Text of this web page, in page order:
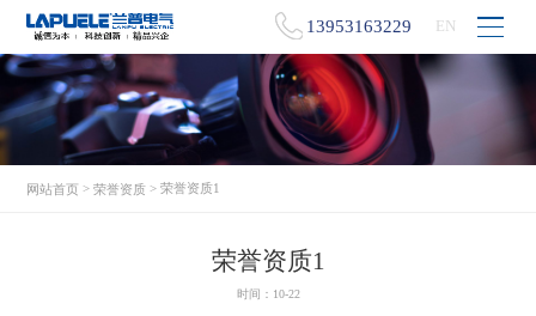
13953163229 EN
网站首页 >荣誉资质 > 荣誉资质1
荣誉资质1
时间：10-22